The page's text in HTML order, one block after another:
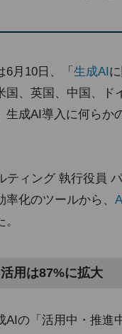
6月10日、「 生成AI
国、英国、中国、
生成AI導入に何らか
ティング 執行役員
化のツールから、
用は87%に拡大
AIの「活用中・推